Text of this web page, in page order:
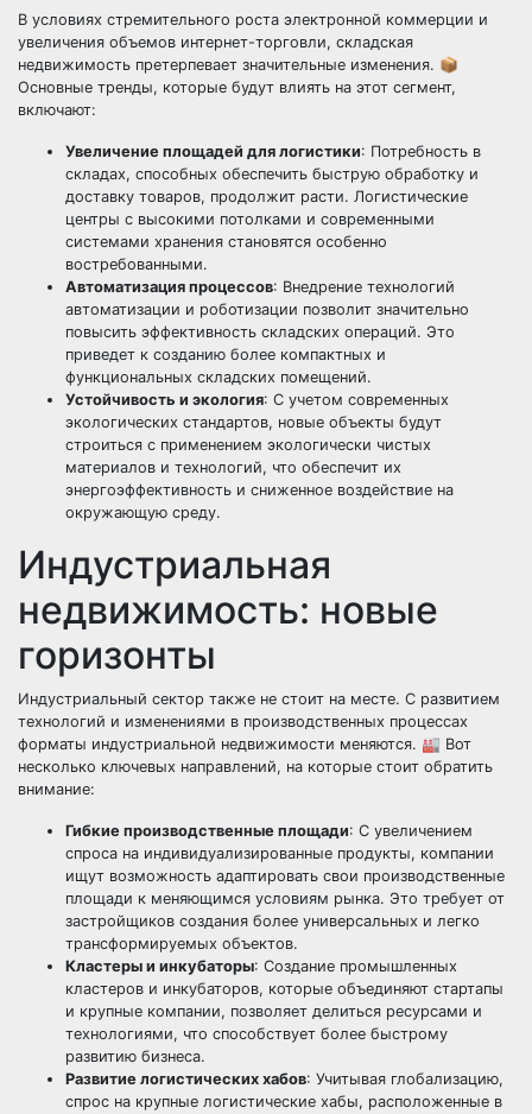
В условиях стремительного роста электронной коммерции и
увеличения объемов интернет-торговли, складская
недвижимость претерпевает значительные изменения. 📦
Основные тренды, которые будут влиять на этот сегмент,
включают:
Увеличение площадей для логистики: Потребность в
складах, способных обеспечить быструю обработку и
доставку товаров, продолжит расти. Логистические
центры с высокими потолками и современными
системами хранения становятся особенно
востребованными.
Автоматизация процессов: Внедрение технологий
автоматизации и роботизации позволит значительно
повысить эффективность складских операций. Это
приведет к созданию более компактных и
функциональных складских помещений.
Устойчивость и экология: С учетом современных
экологических стандартов, новые объекты будут
строиться с применением экологически чистых
материалов и технологий, что обеспечит их
энергоэффективность и сниженное воздействие на
окружающую среду.
Индустриальная
недвижимость: новые
горизонты
Индустриальный сектор также не стоит на месте. С развитием
технологий и изменениями в производственных процессах
форматы индустриальной недвижимости меняются. 🏭 Вот
несколько ключевых направлений, на которые стоит обратить
внимание:
Гибкие производственные площади: С увеличением
спроса на индивидуализированные продукты, компании
ищут возможность адаптировать свои производственные
площади к меняющимся условиям рынка. Это требует от
застройщиков создания более универсальных и легко
трансформируемых объектов.
Кластеры и инкубаторы: Создание промышленных
кластеров и инкубаторов, которые объединяют стартапы
и крупные компании, позволяет делиться ресурсами и
технологиями, что способствует более быстрому
развитию бизнеса.
Развитие логистических хабов: Учитывая глобализацию,
спрос на крупные логистические хабы, расположенные в